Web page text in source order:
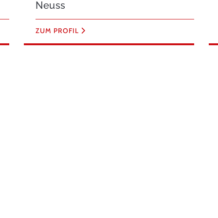
Neuss
ZUM PROFIL